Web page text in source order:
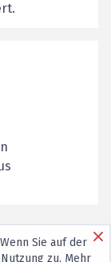
Sie auf der
zu. Mehr